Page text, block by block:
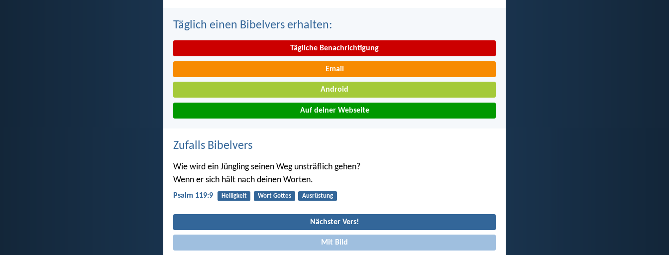
Täglich einen Bibelvers erhalten:
Tägliche Benachrichtigung
Email
Android
Auf deiner Webseite
Zufalls Bibelvers
Wie wird ein Jüngling seinen Weg unsträflich gehen?
Wenn er sich hält nach deinen Worten.
Psalm 119:9 Heiligkeit Wort Gottes Ausrüstung
Nächster Vers!
Mit Bild